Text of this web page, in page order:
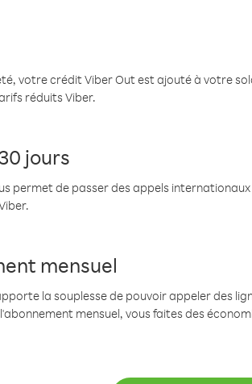
votre crédit Viber Out est ajouté à votre
réduits Viber.
jours
permet de passer des appels
mensuel
la souplesse de pouvoir appeler des
mensuel, vous faites des